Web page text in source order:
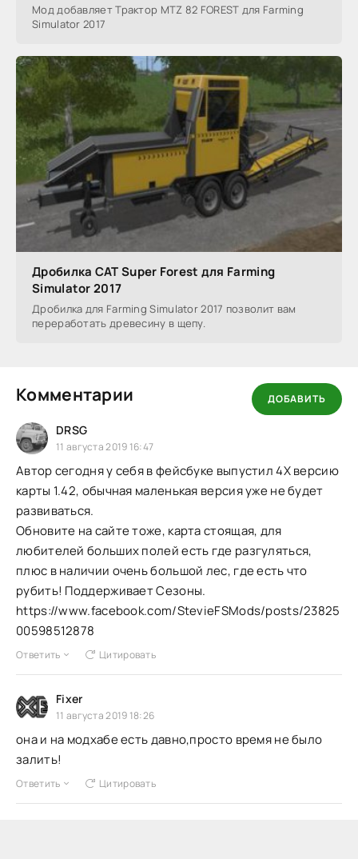
Мод добавляет Трактор MTZ 82 FOREST для Farming
Simulator 2017
Дробилка CAT Super Forest для Farming
Simulator 2017
Дробилка для Farming Simulator 2017 позволит вам
переработать древесину в щепу.
Комментарии ДОБАВИТЬ
DRSG
11 августа 2019 16:47
Автор сегодня у себя в фейсбуке выпустил 4X версию
карты 1.42, обычная маленькая версия уже не будет
развиваться.
Обновите на сайте тоже, карта стоящая, для
любителей больших полей есть где разгуляться,
плюс в наличии очень большой лес, где есть что
рубить! Поддерживает Сезоны.
https://www.facebook.com/StevieFSMods/posts/23825
00598512878
Ответить Цитировать
Fixer
11 августа 2019 18:26
она и на модхабе есть давно,просто время не было
залить!
Ответить Цитировать